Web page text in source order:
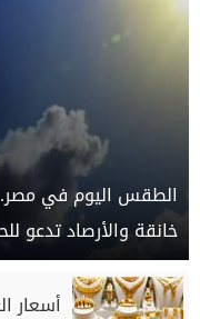
الطقس اليوم في
خانقة والأرصاد تدعو